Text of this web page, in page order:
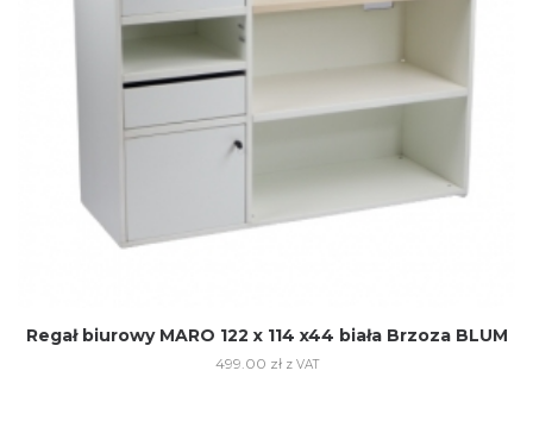
Regał biurowy MARO 122 x 114 x44 biała Brzoza BLUM
499.00 zł z VAT